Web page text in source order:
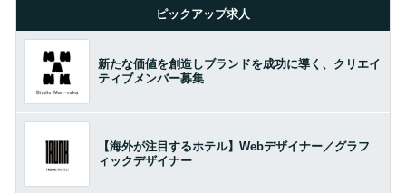
ピックアップ求人
新たな価値を創造しブランドを成功に導く、クリエイ
ティブメンバー募集
【海外が注目するホテル】Webデザイナー／グラフ
ィックデザイナー